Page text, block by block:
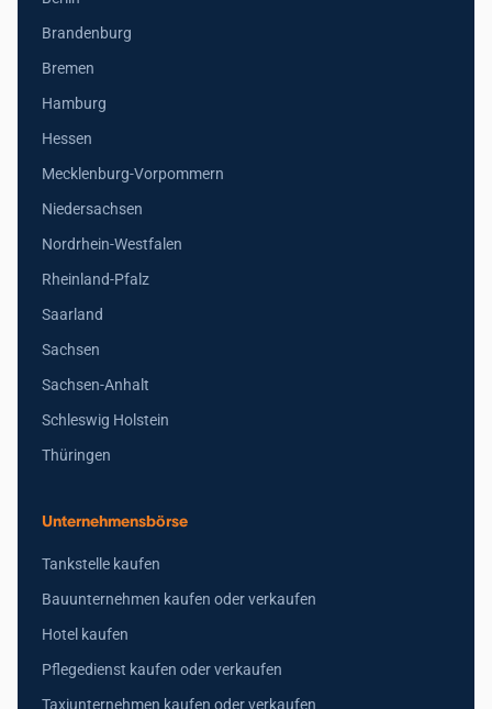
Brandenburg
Bremen
Hamburg
Hessen
Mecklenburg-Vorpommern
Niedersachsen
Nordrhein-Westfalen
Rheinland-Pfalz
Saarland
Sachsen
Sachsen-Anhalt
Schleswig Holstein
Thüringen
Unternehmensbörse
Tankstelle kaufen
Bauunternehmen kaufen oder verkaufen
Hotel kaufen
Pflegedienst kaufen oder verkaufen
Taxiunternehmen kaufen oder verkaufen